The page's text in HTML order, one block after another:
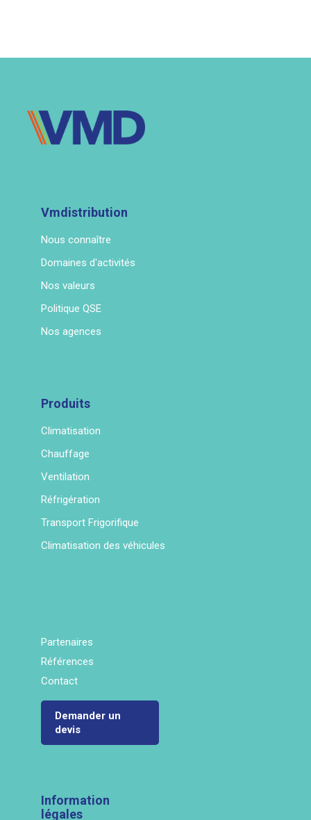
Vmdistribution
Nous connaître
Domaines d'activités
Nos valeurs
Politique QSE
Nos agences
Produits
Climatisation
Chauffage
Ventilation
Réfrigération
Transport Frigorifique
Climatisation des véhicules
Partenaires
Références
Contact
Demander un
devis
Information
légales